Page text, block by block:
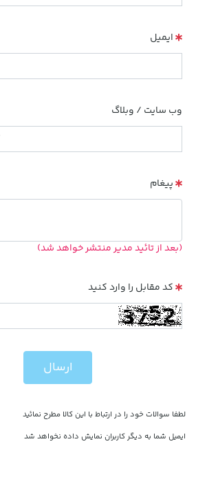
ایمیل
وب سایت / وبلاگ
پیغام
(بعد از تائید مدیر منتشر خواهد شد)
کد مقابل را وارد کنید
ارسال
لطفا سوالات خود را در ارتباط با این کالا مطرح نمائید
ایمیل شما به دیگر کاربران نمایش داده نخواهد شد